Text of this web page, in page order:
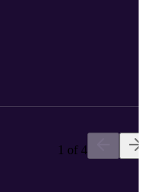
vi de millioner af små
dig hver dag som små
lag og opdager
bløde og det kolde.
alle hudens lag
hvor de nye vokser,
Med i redaktionen er
produceret af
1 of 4